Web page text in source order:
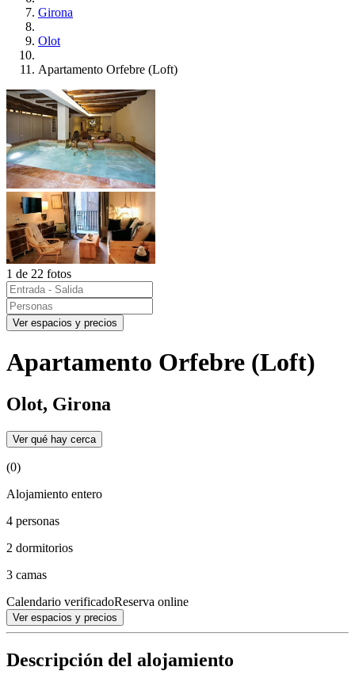
Girona
Olot
Apartamento Orfebre (Loft)
1 de 22 fotos
Ver espacios y precios
Apartamento Orfebre (Loft)
Olot, Girona
Ver qué hay cerca
(0)
Alojamiento entero
4 personas
2 dormitorios
3 camas
Calendario verificadoReserva online
Ver espacios y precios
Descripción del alojamiento